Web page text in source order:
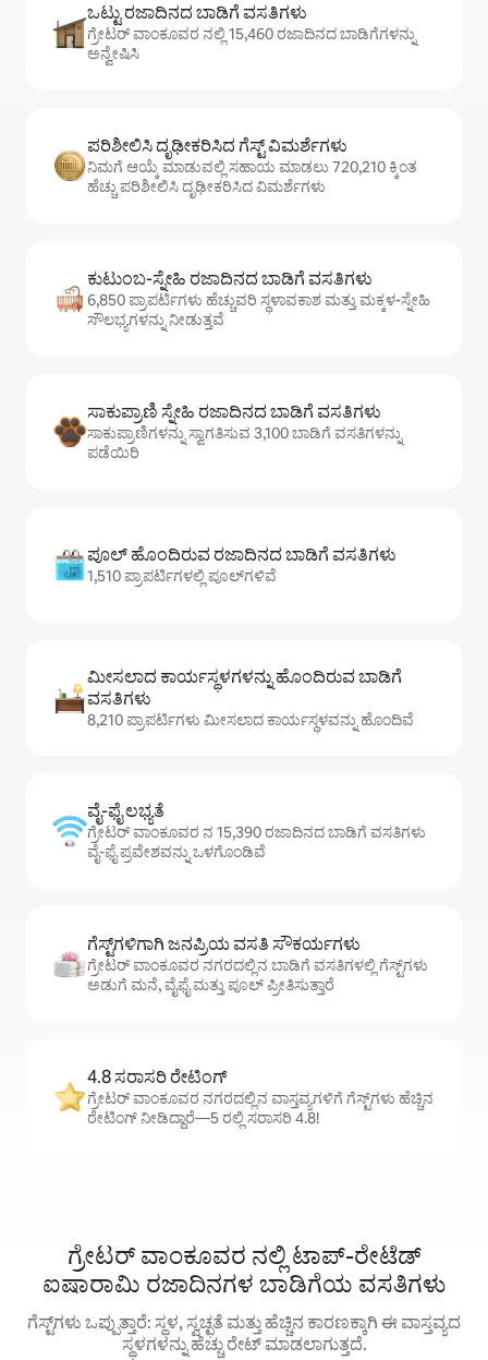
ಒಟ್ಟು ರಜಾದಿನದ ಬಾಡಿಗೆ ವಸತಿಗಳು
ಗ್ರೇಟರ್ ವಾಂಕೂವರ ನಲ್ಲಿ 15,460 ರಜಾದಿನದ ಬಾಡಿಗೆಗಳನ್ನು
ಅನ್ವೇಷಿಸಿ
ಪರಿಶೀಲಿಸಿ ದೃಢೀಕರಿಸಿದ ಗೆಸ್ಟ್ ವಿಮರ್ಶೆಗಳು
ನಿಮಗೆ ಆಯ್ಕೆ ಮಾಡುವಲ್ಲಿ ಸಹಾಯ ಮಾಡಲು 720,210 ಕ್ಕಿಂತ
ಹೆಚ್ಚು ಪರಿಶೀಲಿಸಿ ದೃಢೀಕರಿಸಿದ ವಿಮರ್ಶೆಗಳು
ಕುಟುಂಬ-ಸ್ನೇಹಿ ರಜಾದಿನದ ಬಾಡಿಗೆ ವಸತಿಗಳು
6,850 ಪ್ರಾಪರ್ಟಿಗಳು ಹೆಚ್ಚುವರಿ ಸ್ಥಳಾವಕಾಶ ಮತ್ತು ಮಕ್ಕಳ-ಸ್ನೇಹಿ
ಸೌಲಭ್ಯಗಳನ್ನು ನೀಡುತ್ತವೆ
ಸಾಕುಪ್ರಾಣಿ ಸ್ನೇಹಿ ರಜಾದಿನದ ಬಾಡಿಗೆ ವಸತಿಗಳು
ಸಾಕುಪ್ರಾಣಿಗಳನ್ನು ಸ್ವಾಗತಿಸುವ 3,100 ಬಾಡಿಗೆ ವಸತಿಗಳನ್ನು
ಪಡೆಯಿರಿ
ಪೂಲ್ ಹೊಂದಿರುವ ರಜಾದಿನದ ಬಾಡಿಗೆ ವಸತಿಗಳು
1,510 ಪ್ರಾಪರ್ಟಿಗಳಲ್ಲಿ ಪೂಲ್‌‌‌‌‌‌‌‌‌ಗಳಿವೆ
ಮೀಸಲಾದ ಕಾರ್ಯಸ್ಥಳಗಳನ್ನು ಹೊಂದಿರುವ ಬಾಡಿಗೆ
ವಸತಿಗಳು
8,210 ಪ್ರಾಪರ್ಟಿಗಳು ಮೀಸಲಾದ ಕಾರ್ಯಸ್ಥಳವನ್ನು ಹೊಂದಿವೆ
ವೈ-ಫೈ ಲಭ್ಯತೆ
ಗ್ರೇಟರ್ ವಾಂಕೂವರ ನ 15,390 ರಜಾದಿನದ ಬಾಡಿಗೆ ವಸತಿಗಳು
ವೈ-ಫೈ ಪ್ರವೇಶವನ್ನು ಒಳಗೊಂಡಿವೆ
ಗೆಸ್ಟ್‌ಗಳಿಗಾಗಿ ಜನಪ್ರಿಯ ವಸತಿ ಸೌಕರ್ಯಗಳು
ಗ್ರೇಟರ್ ವಾಂಕೂವರ ನಗರದಲ್ಲಿನ ಬಾಡಿಗೆ ವಸತಿಗಳಲ್ಲಿ ಗೆಸ್ಟ್‌ಗಳು
ಅಡುಗೆ ಮನೆ, ವೈಫೈ ಮತ್ತು ಪೂಲ್ ಪ್ರೀತಿಸುತ್ತಾರೆ
4.8 ಸರಾಸರಿ ರೇಟಿಂಗ್
ಗ್ರೇಟರ್ ವಾಂಕೂವರ ನಗರದಲ್ಲಿನ ವಾಸ್ತವ್ಯಗಳಿಗೆ ಗೆಸ್ಟ್‌ಗಳು ಹೆಚ್ಚಿನ
ರೇಟಿಂಗ್ ನೀಡಿದ್ದಾರೆ—5 ರಲ್ಲಿ ಸರಾಸರಿ 4.8!
ಗ್ರೇಟರ್ ವಾಂಕೂವರ ನಲ್ಲಿ ಟಾಪ್-ರೇಟೆಡ್
ಐಷಾರಾಮಿ ರಜಾದಿನಗಳ ಬಾಡಿಗೆಯ ವಸತಿಗಳು
ಗೆಸ್ಟ್‌ಗಳು ಒಪ್ಪುತ್ತಾರೆ: ಸ್ಥಳ, ಸ್ವಚ್ಛತೆ ಮತ್ತು ಹೆಚ್ಚಿನ ಕಾರಣಕ್ಕಾಗಿ ಈ ವಾಸ್ತವ್ಯದ
ಸ್ಥಳಗಳನ್ನು ಹೆಚ್ಚು ರೇಟ್ ಮಾಡಲಾಗುತ್ತದೆ.